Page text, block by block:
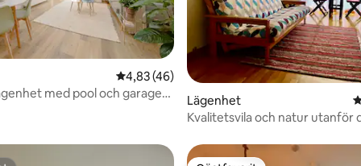
betyg, 357 omdömen
4,83 av 5 i genomsnittligt betyg, 46
4,83 (46)
med pool och garage
Lägenhet
Kvalitetsvila och natur utanför